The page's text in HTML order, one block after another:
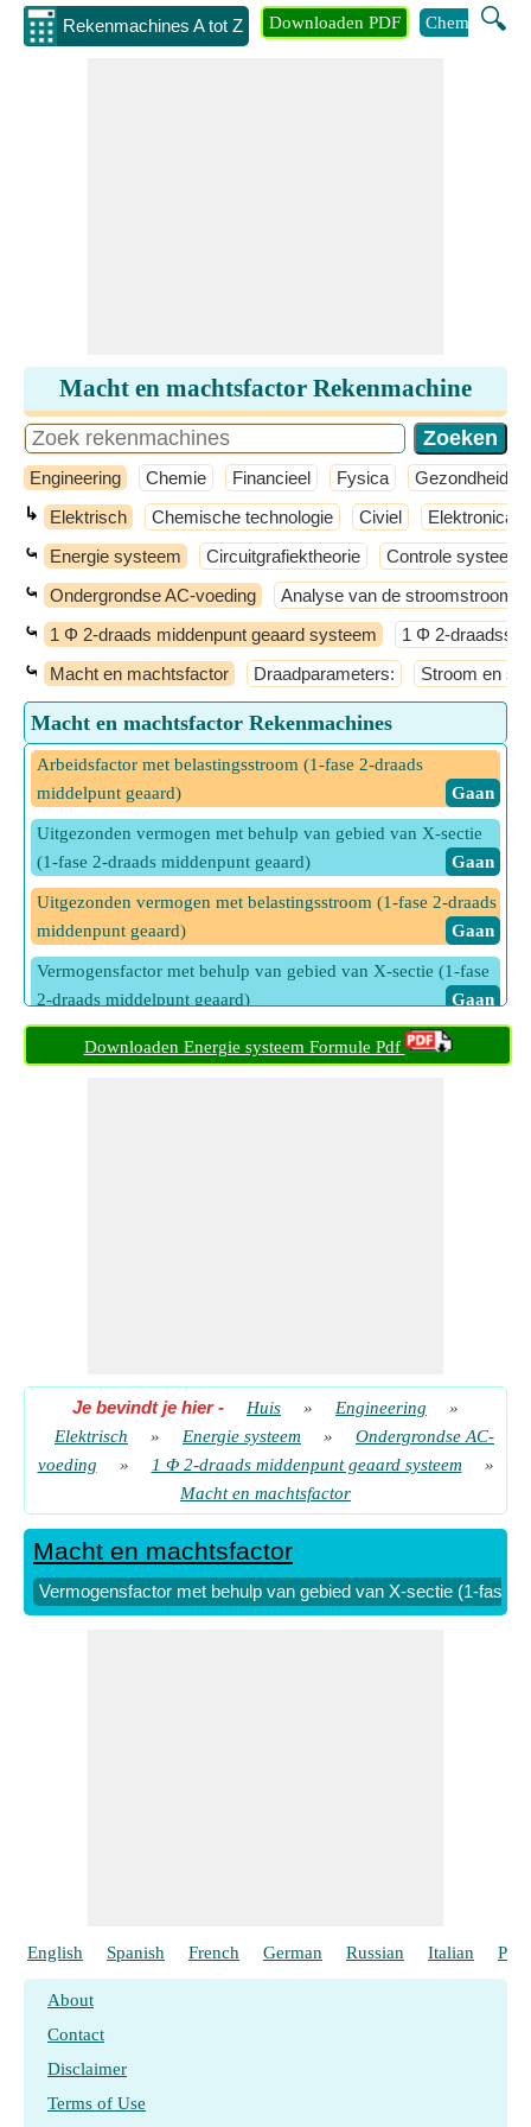
Rekenmachines A tot Z 🔍
Downloaden PDF Chemie
Macht en machtsfactor Rekenmachine
Engineering Chemie Financieel Fysica Gezondheid
↳ Elektrisch Chemische technologie Civiel Elektronica
⤿ Energie systeem Circuitgrafiektheorie Controle systeem
⤿ Ondergrondse AC-voeding Analyse van de stroomstroom
⤿ 1 Φ 2-draads middenpunt geaard systeem 1 Φ 2-
⤿ Macht en machtsfactor Draadparameters: Stroom en
Macht en machtsfactor Rekenmachines
Arbeidsfactor met belastingsstroom (1-fase 2-draads
middelpunt geaard)
​ Gaan
Uitgezonden vermogen met behulp van gebied van X-sectie
(1-fase 2-draads middenpunt geaard)
​ Gaan
Uitgezonden vermogen met belastingsstroom (1-fase 2-draads
middenpunt geaard)
​ Gaan
Vermogensfactor met behulp van gebied van X-sectie (1-fase
2-draads middelpunt geaard)
​ Gaan
Vermogensfactor met behulp van lijnverliezen (1-fase 2-
draads middelpunt geaard)
​ Gaan
Downloaden Energie systeem Formule Pdf
Je bevindt je hier- Huis » Engineering
»
Elektrisch
» Energie systeem »
Ondergrondse AC-
voeding
» 1 Φ 2-draads middenpunt geaard systeem
»
Macht en machtsfactor
Macht en machtsfactor
Vermogensfactor met behulp van gebied van X-sectie (1-fase
English Spanish French German Russian Italian
About
Contact
Disclaimer
Terms of Use